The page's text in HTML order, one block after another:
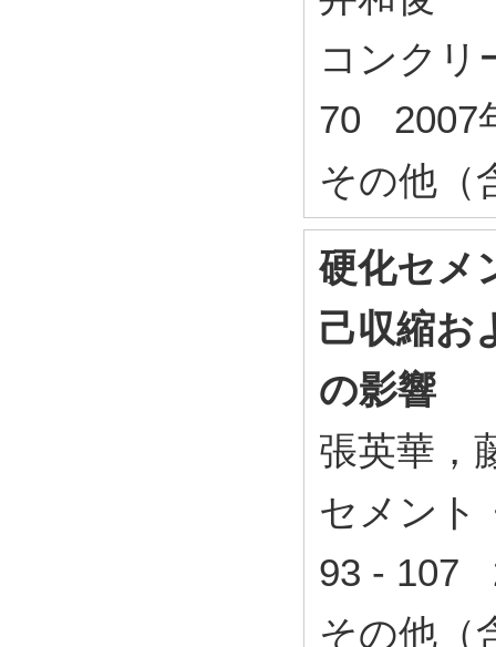
コンク
70 2007
その他（
硬化セメ
己収縮お
の影響
張英華，
セメン
93 - 107
その他（